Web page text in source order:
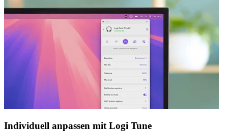
Individuell anpassen mit Logi Tune